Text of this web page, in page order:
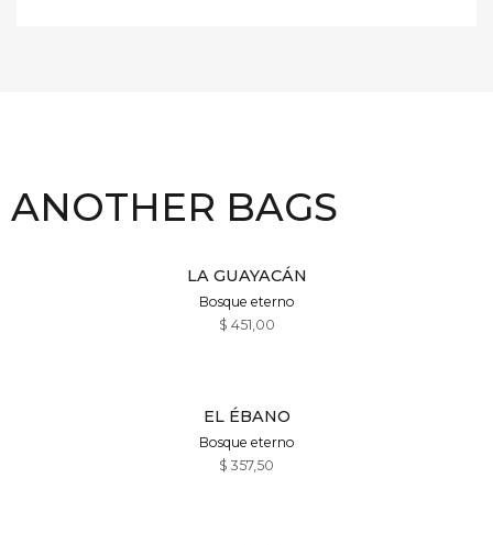
ANOTHER BAGS
LA GUAYACÁN
Bosque eterno
$ 451,00
EL ÉBANO
Bosque eterno
$ 357,50